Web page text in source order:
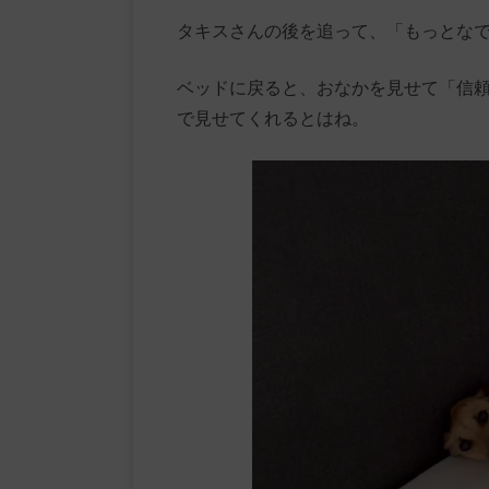
タキスさんの後を追って、「もっとな
ベッドに戻ると、おなかを見せて「信
で見せてくれるとはね。